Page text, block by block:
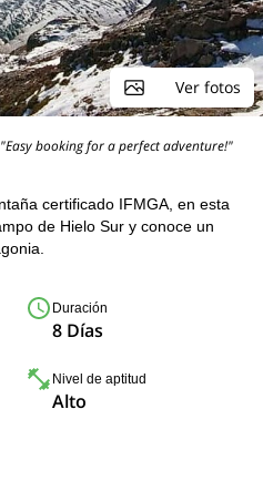
Ver fotos
"Easy booking for a perfect adventure!"
certificado IFMGA, en esta
de Hielo Sur y conoce un
Duración
8 Días
Nivel de aptitud
Alto